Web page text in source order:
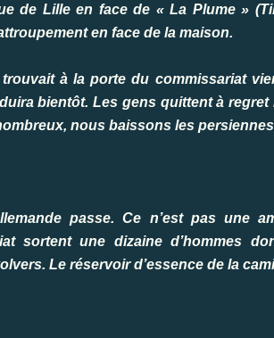
de Lille en face de « La Plume »
en face de la maison.
à la porte du commissariat
bientôt. Les gens quittent à
nous baissons les
passe. Ce n’est pas une
sortent une dizaine d’hommes
Le réservoir d’essence de la